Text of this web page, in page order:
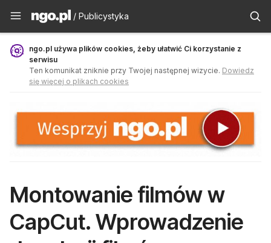
Publicystyka - ngo.pl
/ Publicystyka
ngo.pl używa plików cookies, żeby ułatwić Ci korzystanie z
serwisu
Ten komunikat zniknie przy Twojej następnej wizycie. Dowiedz
się więcej o plikach cookies
Montowanie filmów w
CapCut. Wprowadzenie